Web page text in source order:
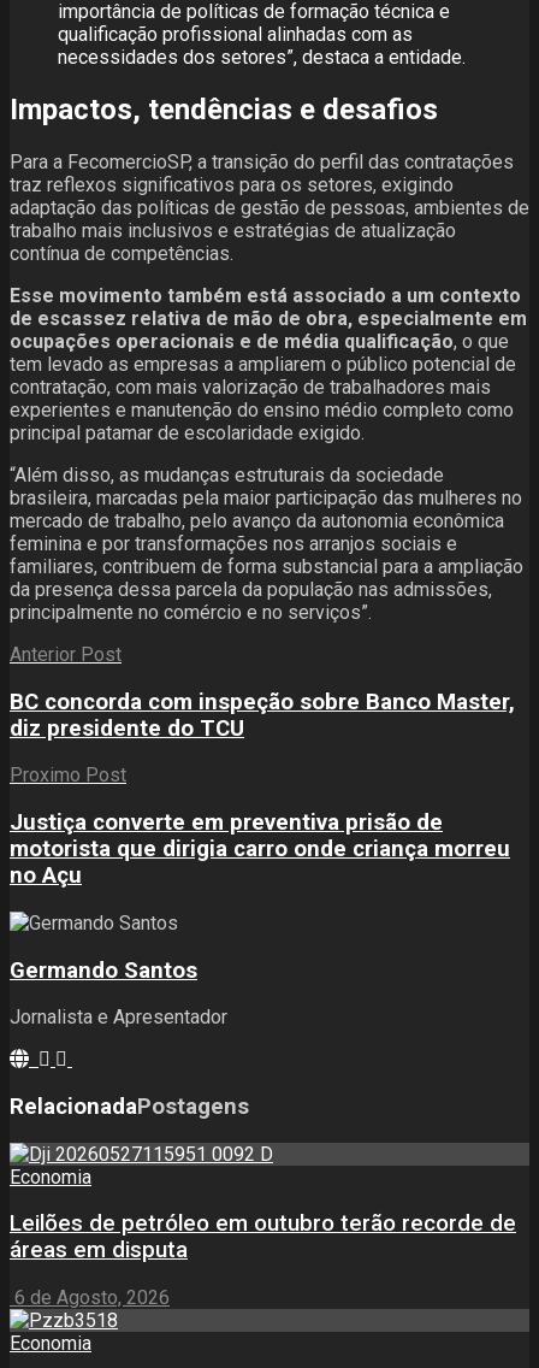
importância de políticas de formação técnica e
qualificação profissional alinhadas com as
necessidades dos setores”, destaca a entidade.
Impactos, tendências e desafios
Para a FecomercioSP, a transição do perfil das contratações
traz reflexos significativos para os setores, exigindo
adaptação das políticas de gestão de pessoas, ambientes de
trabalho mais inclusivos e estratégias de atualização
contínua de competências.
Esse movimento também está associado a um contexto
de escassez relativa de mão de obra, especialmente em
ocupações operacionais e de média qualificação, o que
tem levado as empresas a ampliarem o público potencial de
contratação, com mais valorização de trabalhadores mais
experientes e manutenção do ensino médio completo como
principal patamar de escolaridade exigido.
“Além disso, as mudanças estruturais da sociedade
brasileira, marcadas pela maior participação das mulheres no
mercado de trabalho, pelo avanço da autonomia econômica
feminina e por transformações nos arranjos sociais e
familiares, contribuem de forma substancial para a ampliação
da presença dessa parcela da população nas admissões,
principalmente no comércio e no serviços”.
Anterior Post
BC concorda com inspeção sobre Banco Master,
diz presidente do TCU
Proximo Post
Justiça converte em preventiva prisão de
motorista que dirigia carro onde criança morreu
no Açu
Germando Santos
Jornalista e Apresentador
RelacionadaPostagens
Economia
Leilões de petróleo em outubro terão recorde de
áreas em disputa
6 de Agosto, 2026
Economia